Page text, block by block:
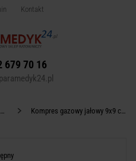
Kontakt
679 70 16
Kompres gazowy jałowy 9x9 cm